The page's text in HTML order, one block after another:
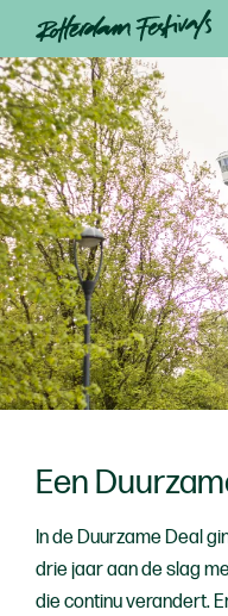
Een
In de Duurzame Deal
drie jaar aan de slag
die continu verandert.